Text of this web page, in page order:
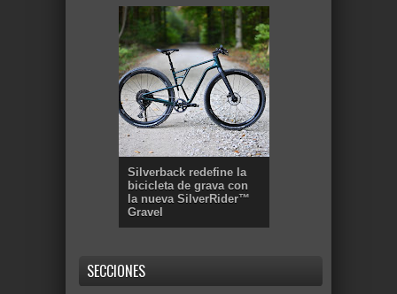
Silverback redefine la
bicicleta de grava con
la nueva SilverRider™
Gravel
SECCIONES